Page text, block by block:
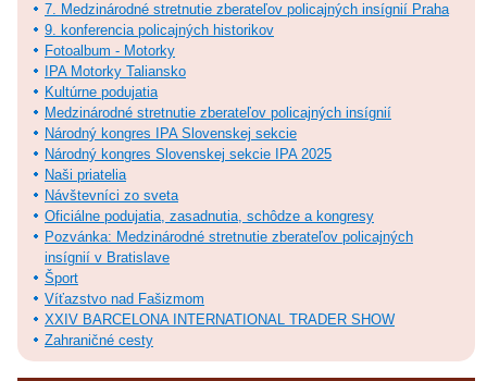
7. Medzinárodné stretnutie zberateľov policajných insígnií Praha
9. konferencia policajných historikov
Fotoalbum - Motorky
IPA Motorky Taliansko
Kultúrne podujatia
Medzinárodné stretnutie zberateľov policajných insígnií
Národný kongres IPA Slovenskej sekcie
Národný kongres Slovenskej sekcie IPA 2025
Naši priatelia
Návštevníci zo sveta
Oficiálne podujatia, zasadnutia, schôdze a kongresy
Pozvánka: Medzinárodné stretnutie zberateľov policajných
insígnií v Bratislave
Šport
Víťazstvo nad Fašizmom
XXIV BARCELONA INTERNATIONAL TRADER SHOW
Zahraničné cesty